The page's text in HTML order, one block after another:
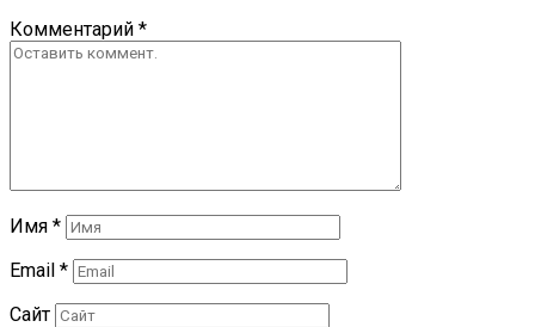
Комментарий *
Имя *
Email *
Сайт